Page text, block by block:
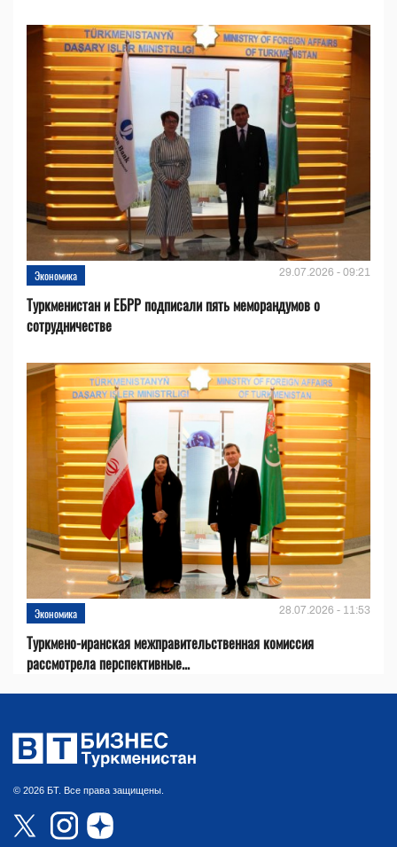
Экономика 29.07.2026 - 09:21
Туркменистан и ЕБРР подписали пять меморандумов о
сотрудничестве
Экономика 28.07.2026 - 11:53
Туркмено-иранская межправительственная комиссия
рассмотрела перспективные...
© 2026 БТ. Все права защищены.